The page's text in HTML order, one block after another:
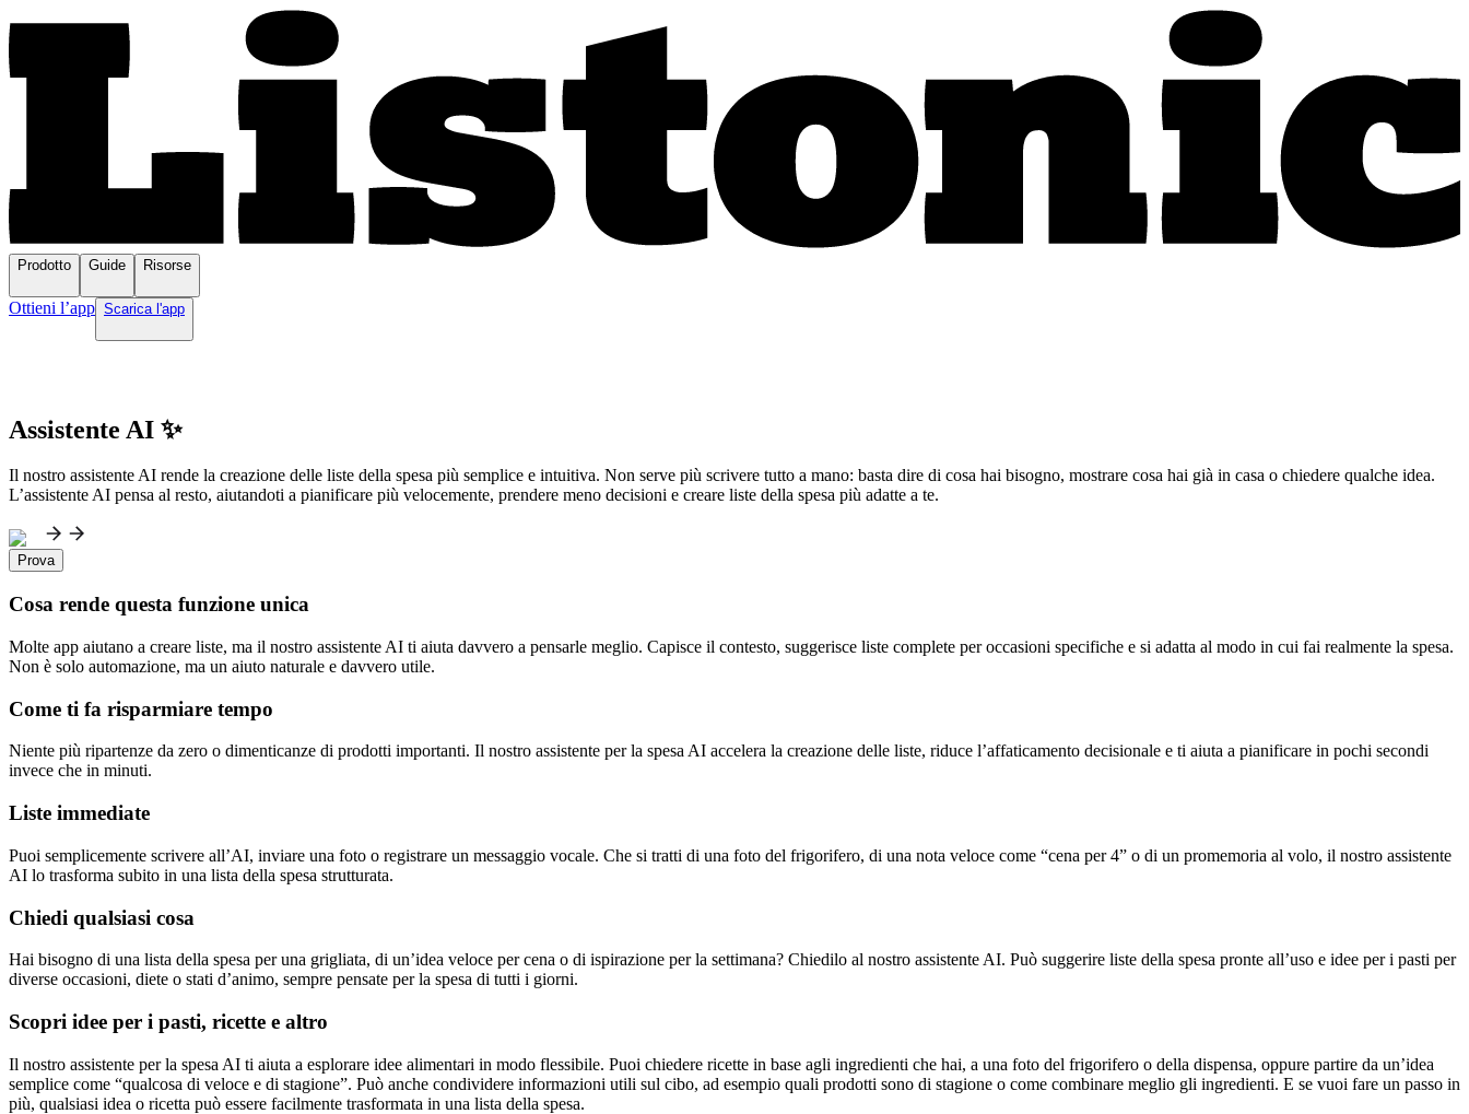
Prodotto Guide Risorse
Ottieni l’app Scarica l'app
Assistente AI ✨
Il nostro assistente AI rende la creazione delle liste della spesa più semplice e intuitiva. Non serve più scrivere tutto a mano: basta dire di cosa hai bisogno, mostrare cosa hai già in casa o chiedere qualche idea.
L’assistente AI pensa al resto, aiutandoti a pianificare più velocemente, prendere meno decisioni e creare liste della spesa più adatte a te.
Prova
Cosa rende questa funzione unica
Molte app aiutano a creare liste, ma il nostro assistente AI ti aiuta davvero a pensarle meglio. Capisce il contesto, suggerisce liste complete per occasioni specifiche e si adatta al modo in cui fai realmente la spesa.
Non è solo automazione, ma un aiuto naturale e davvero utile.
Come ti fa risparmiare tempo
Niente più ripartenze da zero o dimenticanze di prodotti importanti. Il nostro assistente per la spesa AI accelera la creazione delle liste, riduce l’affaticamento decisionale e ti aiuta a pianificare in pochi secondi
invece che in minuti.
Liste immediate
Puoi semplicemente scrivere all’AI, inviare una foto o registrare un messaggio vocale. Che si tratti di una foto del frigorifero, di una nota veloce come “cena per 4” o di un promemoria al volo, il nostro assistente
AI lo trasforma subito in una lista della spesa strutturata.
Chiedi qualsiasi cosa
Hai bisogno di una lista della spesa per una grigliata, di un’idea veloce per cena o di ispirazione per la settimana? Chiedilo al nostro assistente AI. Può suggerire liste della spesa pronte all’uso e idee per i pasti per
diverse occasioni, diete o stati d’animo, sempre pensate per la spesa di tutti i giorni.
Scopri idee per i pasti, ricette e altro
Il nostro assistente per la spesa AI ti aiuta a esplorare idee alimentari in modo flessibile. Puoi chiedere ricette in base agli ingredienti che hai, a una foto del frigorifero o della dispensa, oppure partire da un’idea
semplice come “qualcosa di veloce e di stagione”. Può anche condividere informazioni utili sul cibo, ad esempio quali prodotti sono di stagione o come combinare meglio gli ingredienti. E se vuoi fare un passo in
più, qualsiasi idea o ricetta può essere facilmente trasformata in una lista della spesa.